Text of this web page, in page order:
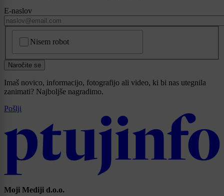
E-naslov
Nisem robot
Naročite se
Imaš novico, informacijo, fotografijo ali video, ki bi nas utegnila
zanimati? Najboljše nagradimo.
Pošlji
Moji Mediji d.o.o.